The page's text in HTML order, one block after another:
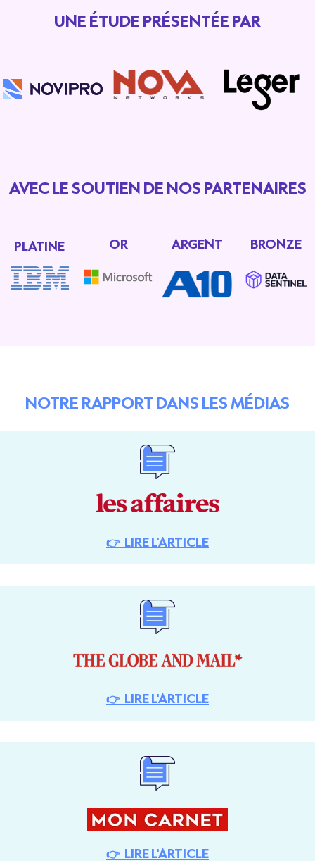
UNE ÉTUDE PRÉSENTÉE PAR
AVEC LE SOUTIEN DE NOS PARTENAIRES
PLATINE OR ARGENT BRONZE
NOTRE RAPPORT DANS LES MÉDIAS
👉 LIRE L'ARTICLE
👉 LIRE L'ARTICLE
👉 LIRE L'ARTICLE